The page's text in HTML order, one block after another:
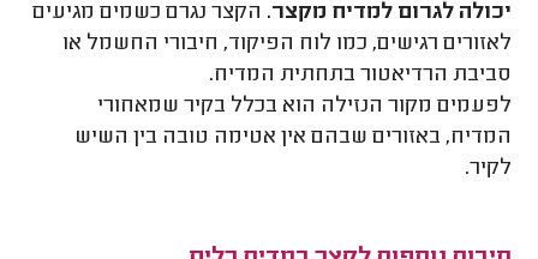
יכולה לגרום למדיח מקצר. הקצר נגרם כשמים מגיעים
לאזורים רגישים, כמו לוח הפיקוד, חיבורי החשמל או
סביבת הרדיאטור בתחתית המדיח.
לפעמים מקור הנזילה הוא בכלל בקיר שמאחורי
המדיח, באזורים שבהם אין אטימה טובה בין השיש
לקיר.